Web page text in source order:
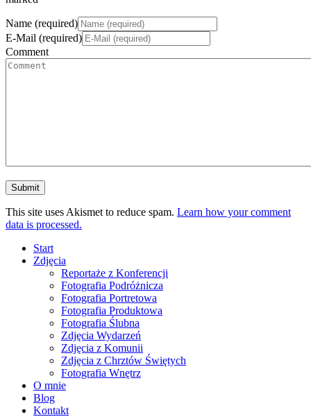
Name (required)
E-Mail (required)
Comment
This site uses Akismet to reduce spam. Learn how your comment
data is processed.
Start
Zdjęcia
Reportaże z Konferencji
Fotografia Podróżnicza
Fotografia Portretowa
Fotografia Produktowa
Fotografia Ślubna
Zdjęcia Wydarzeń
Zdjęcia z Komunii
Zdjęcia z Chrztów Świętych
Fotografia Wnętrz
O mnie
Blog
Kontakt